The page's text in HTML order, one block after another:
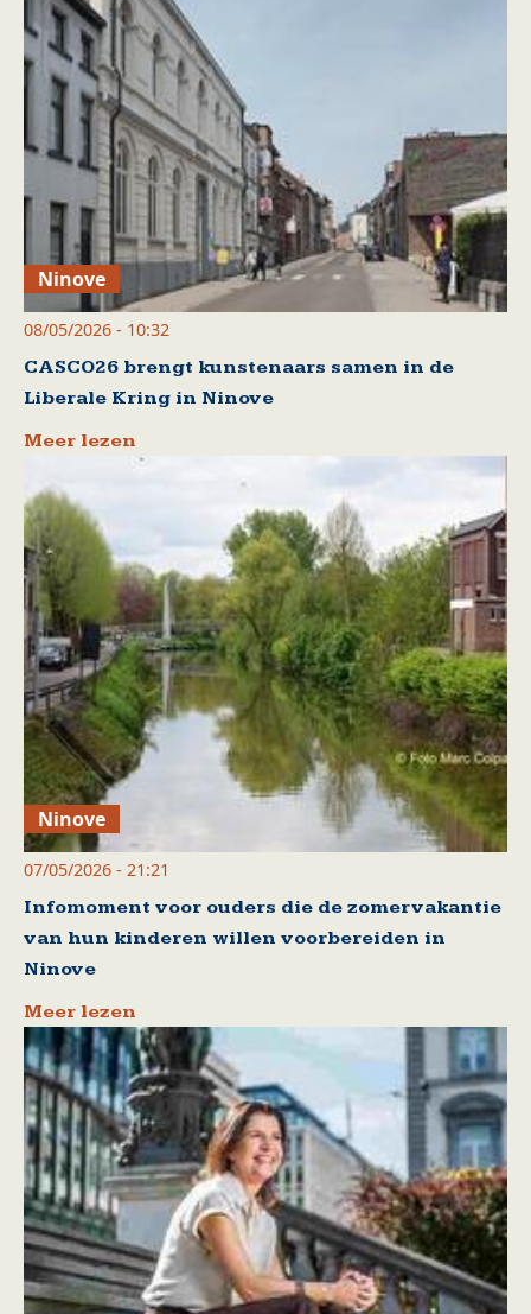
Ninove
08/05/2026 - 10:32
CASCO26 brengt kunstenaars samen in de
Liberale Kring in Ninove
Meer lezen
Ninove
07/05/2026 - 21:21
Infomoment voor ouders die de zomervakantie
van hun kinderen willen voorbereiden in
Ninove
Meer lezen